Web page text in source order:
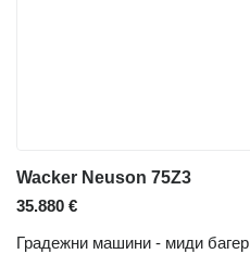
Wacker Neuson 75Z3
35.880 €
Градежни машини - миди багер